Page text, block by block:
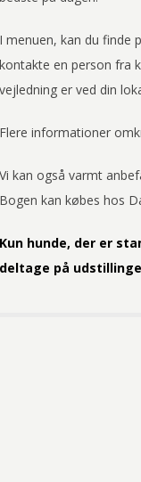
I menuen, kan du finde
kontakte en person fra
vejledning er ved din
Flere informationer
Vi kan også varmt
Bogen kan købes hos
Kun hunde, der er
deltage på